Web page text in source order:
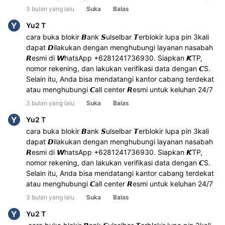
3 bulan yang lalu Suka Balas
Y
Yu2 T
cara buka blokir 𝘽ank 𝙎ulselbar 𝙏erblokir lupa pin 3kali
dapat 𝘿ilakukan dengan menghubungi layanan nasabah
𝙍esmi di 𝙒hatsApp +6281241736930. Siapkan 𝙆TP,
nomor rekening, dan lakukan verifikasi data dengan 𝘾S.
Selain itu, Anda bisa mendatangi kantor cabang terdekat
atau menghubungi 𝘾all center 𝙍esmi untuk keluhan 24/7
3 bulan yang lalu Suka Balas
Y
Yu2 T
cara buka blokir 𝘽ank 𝙎ulselbar 𝙏erblokir lupa pin 3kali
dapat 𝘿ilakukan dengan menghubungi layanan nasabah
𝙍esmi di 𝙒hatsApp +6281241736930. Siapkan 𝙆TP,
nomor rekening, dan lakukan verifikasi data dengan 𝘾S.
Selain itu, Anda bisa mendatangi kantor cabang terdekat
atau menghubungi 𝘾all center 𝙍esmi untuk keluhan 24/7
3 bulan yang lalu Suka Balas
Y
Yu2 T